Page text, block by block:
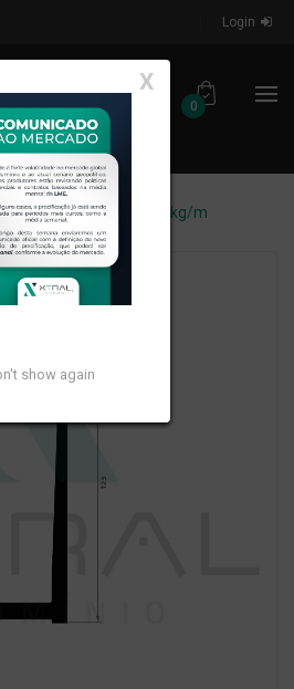
Login
0
X
show again
- PESO LINEAR: 4,972kg/m